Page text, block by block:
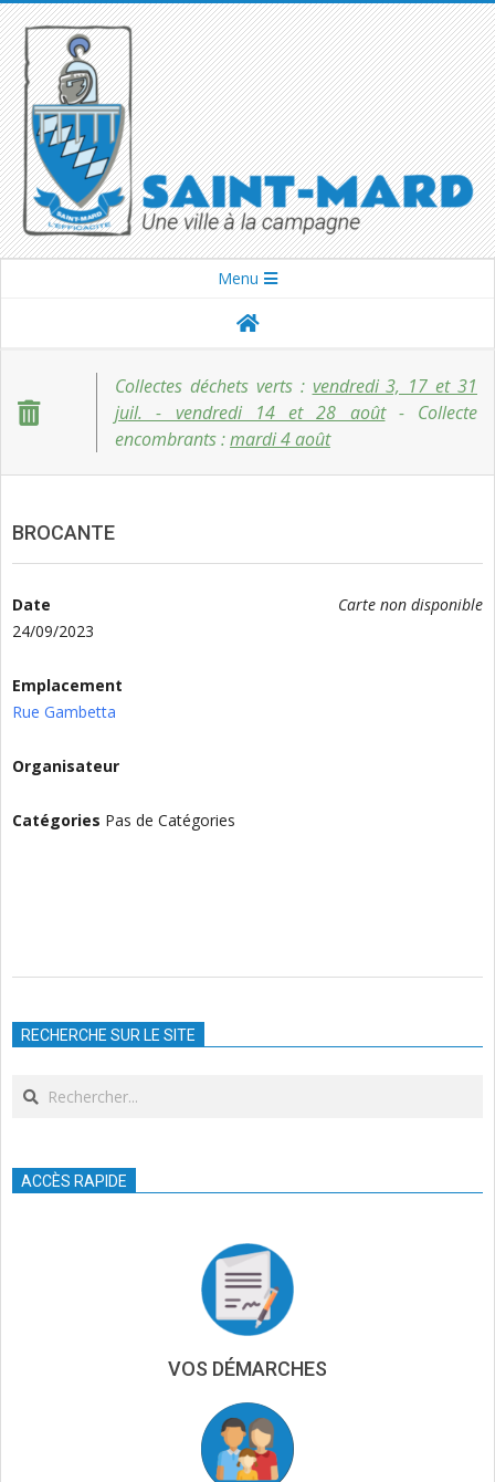
Skip
to
content
SAINT-
Menu
Collectes déchets verts : vendredi 3, 17 et 31
juil. - vendredi 14 et 28 août- Collecte
encombrants :mardi 4 août
BROCANTE
Carte non disponible
Date
24/09/2023
Emplacement
Rue Gambetta
Organisateur
Catégories Pas de Catégories
24RECHERCHE SUR LE SITE
Search
ACCÈS RAPIDE
VOS DÉMARCHES